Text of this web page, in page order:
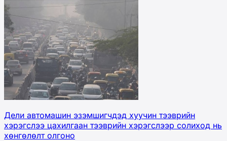
Дели автомашин эзэмшигчдэд хуучин тээврийн
хэрэгслээ цахилгаан тээврийн хэрэгслээр солиход нь
хөнгөлөлт олгоно